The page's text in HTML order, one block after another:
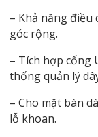
– Khả năng
góc rộng.
– Tích hợp cổng
thống quản lý
– Cho mặt bàn
lỗ khoan.